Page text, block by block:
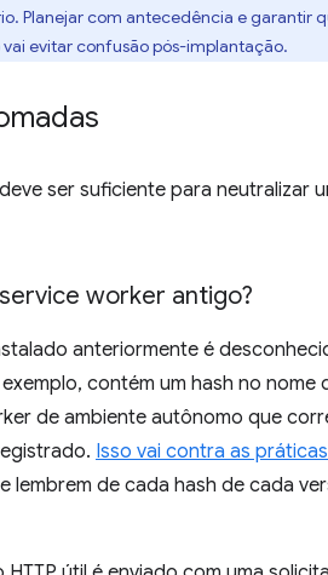
Planejar com antecedência e garantir
evitar confusão pós-implantação.
ser suficiente para neutralizar
worker antigo?
anteriormente é
contém um hash no nome
de ambiente autônomo que
Isso vai contra as
lembrem de cada hash de cada